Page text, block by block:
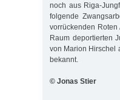
noch aus Riga-
folgende
vorrückenden
Raum deportierten
von Marion Hirschel
bekannt.
© Jonas Stier